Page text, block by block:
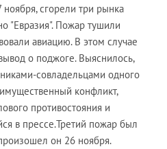
сгорели три рынка
"Евразия". Пожар тушили
авиацию. В этом случае
о поджоге. Выяснилось,
совладельцами одного
конфликт,
противостояния и
в прессе.Третий пожар был
он 26 ноября.